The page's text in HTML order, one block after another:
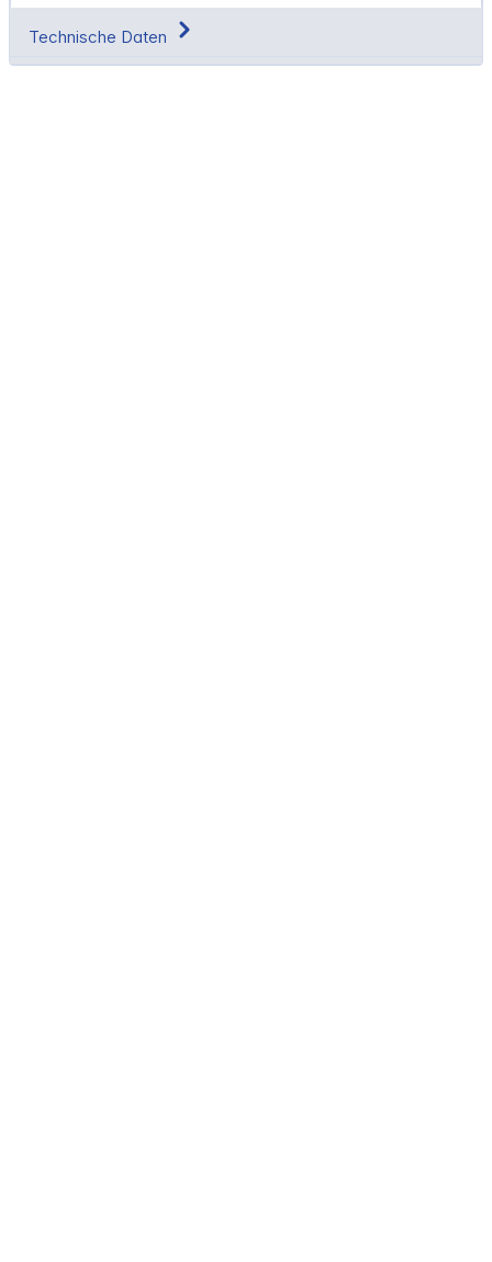
Technische Daten